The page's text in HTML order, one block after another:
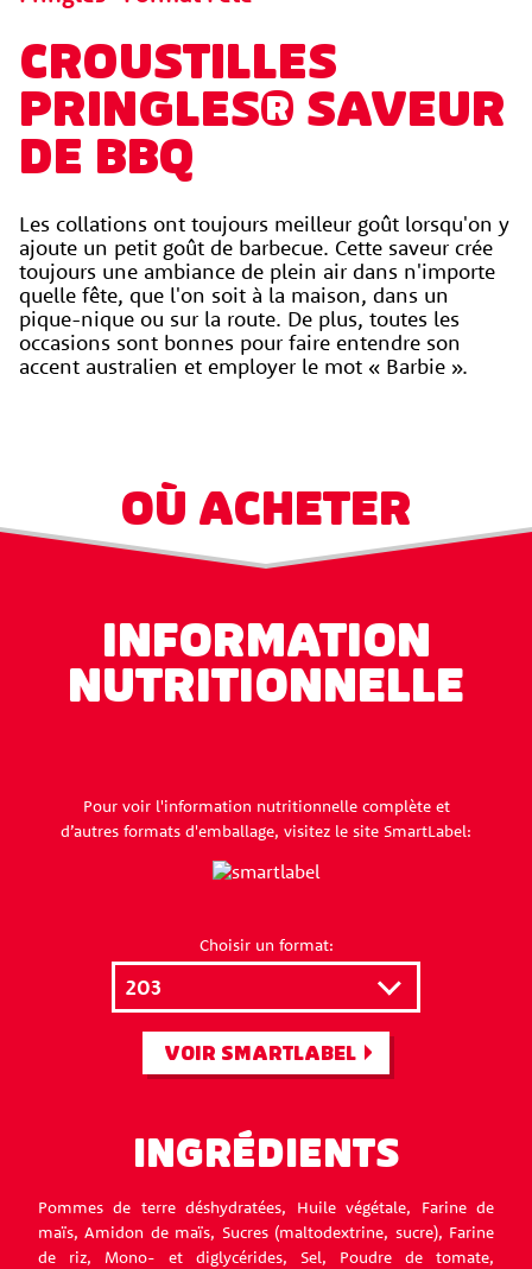
CROUSTILLES
PRINGLES® SAVEUR
DE BBQ
Les collations ont toujours meilleur goût lorsqu'on y
ajoute un petit goût de barbecue. Cette saveur crée
toujours une ambiance de plein air dans n'importe
quelle fête, que l'on soit à la maison, dans un
pique-nique ou sur la route. De plus, toutes les
occasions sont bonnes pour faire entendre son
accent australien et employer le mot « Barbie ».
OÙ ACHETER
INFORMATION
NUTRITIONNELLE
INGRÉDIENTS
Pommes de terre déshydratées, Huile végétale, Farine de
maïs, Amidon de maïs, Sucres (maltodextrine, sucre), Farine
de riz, Mono- et diglycérides, Sel, Poudre de tomate,
Pour voir l'information nutritionnelle complète et
d’autres formats d'emballage, visitez le site SmartLabel:
Choisir un format:
VOIR SMARTLABEL